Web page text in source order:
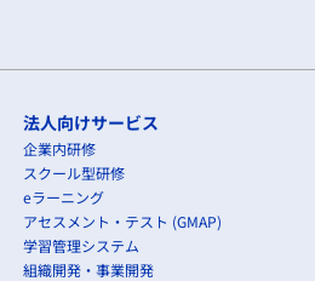
法人向けサービス
企業内研修
スクール型研修
eラーニング
アセスメント・テスト (GMAP)
学習管理システム
組織開発・事業開発